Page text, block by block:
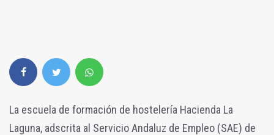
La escuela de formación de hostelería Hacienda La
Laguna, adscrita al Servicio Andaluz de Empleo (SAE) de